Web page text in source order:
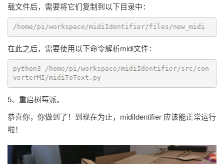
载文件后，需要将它们复制到以下目录中：
/home/pi/workspace/midiIdentifier/files/new_midi
在此之后，需要使用以下命令解析midi文件：
python3 /home/pi/workspace/midiIdentifier/src/con
verterMI/midiToText.py
5、重启树莓派。
恭喜你，你做到了！到现在为止，midiIdentifier 应该能正常运行
啦！